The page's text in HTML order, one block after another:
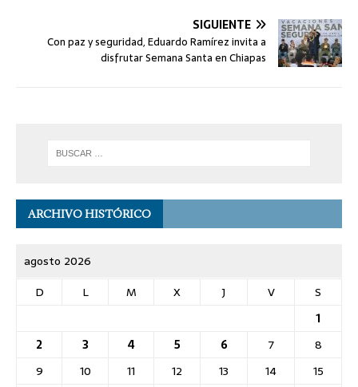
SIGUIENTE
Con paz y seguridad, Eduardo Ramírez invita a
disfrutar Semana Santa en Chiapas
ARCHIVO HISTÓRICO
agosto 2026
D
L M X J V
S
1
2
3 4 5 6 7
8
9
10 11 12 13 14
15